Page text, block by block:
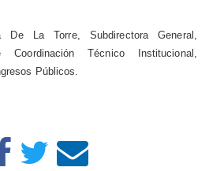
La Torre, Subdirectora General,
Coordinación Técnico Institucional,
Públicos.